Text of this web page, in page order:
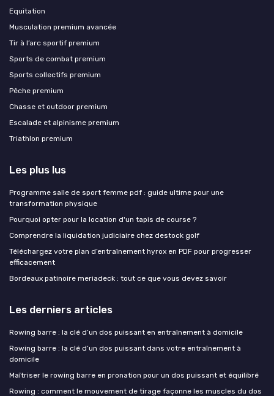
Equitation
Musculation premium avancée
Tir à l’arc sportif premium
Sports de combat premium
Sports collectifs premium
Pêche premium
Chasse et outdoor premium
Escalade et alpinisme premium
Triathlon premium
Les plus lus
Programme salle de sport femme pdf : guide ultime pour une
transformation physique
Pourquoi opter pour la location d'un tapis de course ?
Comprendre la liquidation judiciaire chez destock golf
Téléchargez votre plan d’entraînement hyrox en PDF pour progresser
efficacement
Bordeaux patinoire meriadeck : tout ce que vous devez savoir
Les derniers articles
Rowing barre : la clé d’un dos puissant en entraînement à domicile
Rowing barre : la clé d’un dos puissant dans votre entraînement à
domicile
Maîtriser le rowing barre en pronation pour un dos puissant et équilibré
Rowing : comment le mouvement de tirage façonne les muscles du dos